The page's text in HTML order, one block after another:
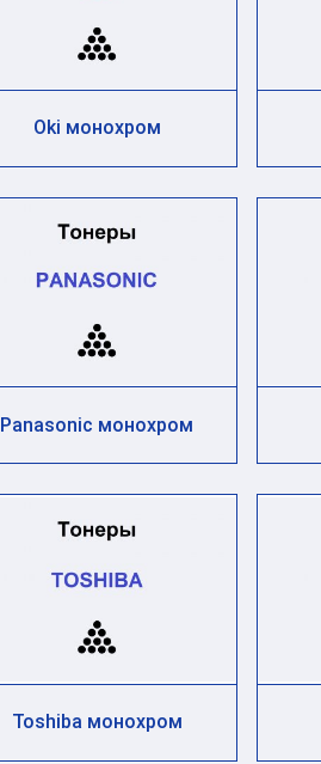
Oki монохром
Panasonic монохром
Toshiba монохром